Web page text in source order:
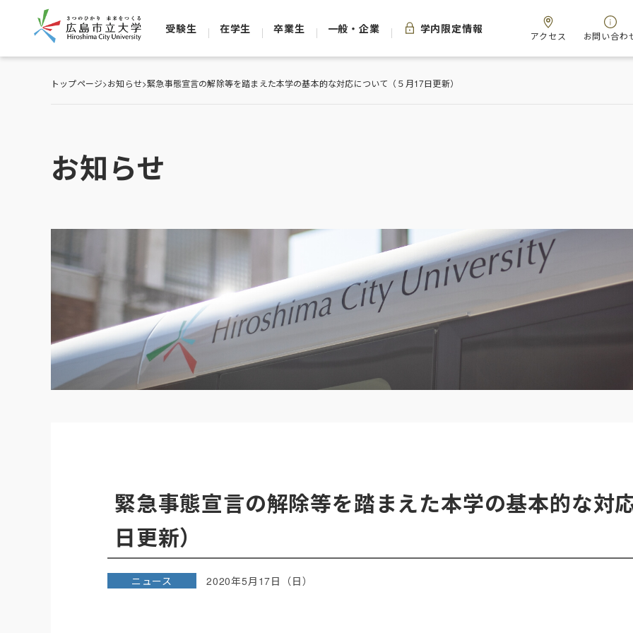
受験生 在学生 卒業生 一般・企業 学内限定情報
アクセス お問い合わ
トップページ>お知らせ>緊急事態宣言の解除等を踏まえた本学の基本的な対応について（５月17日更新）
お知らせ
緊急事態宣言の解除等を踏まえた本学の基本的な対
日更新）
ニュース 2020年5月17日（日）